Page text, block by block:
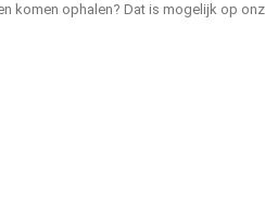
komen ophalen? Dat is mogelijk op